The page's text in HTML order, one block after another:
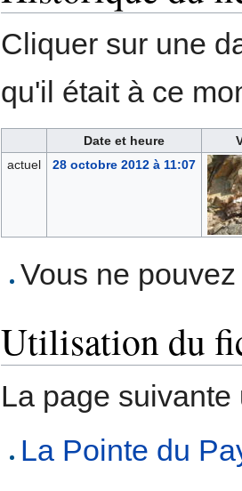
Cliquer sur une
qu'il était à ce
Date et heure
actuel
28 octobre 2012 à 11:07
Vous ne
Utilisation du
La page
La Pointe du